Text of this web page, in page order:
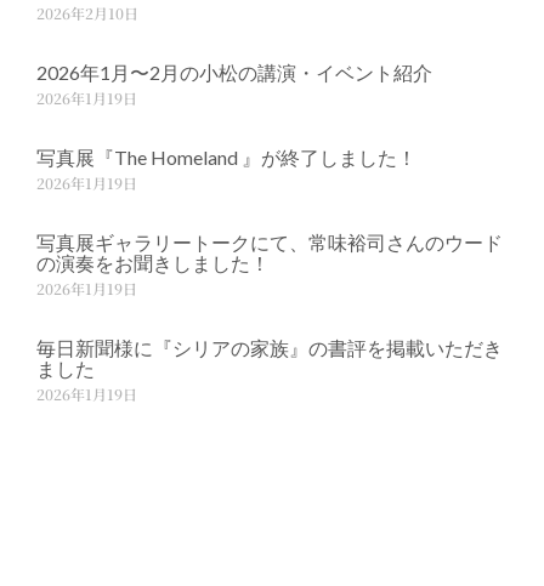
2026年2月10日
2026年1月〜2月の小松の講演・イベント紹介
2026年1月19日
写真展『The Homeland 』が終了しました！
2026年1月19日
写真展ギャラリートークにて、常味裕司さんのウード
の演奏をお聞きしました！
2026年1月19日
毎日新聞様に『シリアの家族』の書評を掲載いただき
ました
2026年1月19日